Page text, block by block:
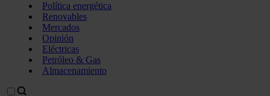
Política energética
Renovables
Mercados
Opinión
Eléctricas
Petróleo & Gas
Almacenamiento